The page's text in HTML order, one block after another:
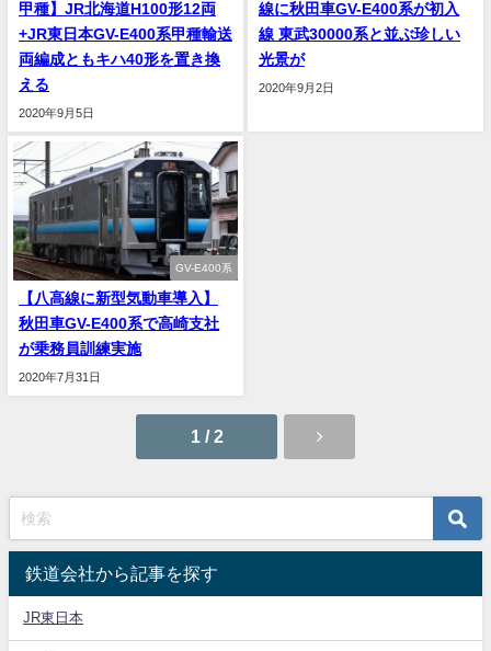
甲種】JR北海道H100形12両
+JR東日本GV-E400系甲種輸送
両編成ともキハ40形を置き換
える
2020年9月5日
線に秋田車GV-E400系が初入
線 東武30000系と並ぶ珍しい
光景が
2020年9月2日
GV-E400系
【八高線に新型気動車導入】
秋田車GV-E400系で高崎支社
が乗務員訓練実施
2020年7月31日
1 / 2
鉄道会社から記事を探す
JR東日本